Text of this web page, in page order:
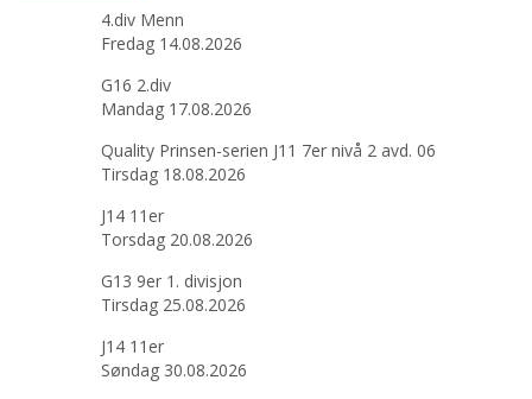
4.div Menn
Fredag 14.08.2026
G16 2.div
Mandag 17.08.2026
Quality Prinsen-serien J11 7er nivå 2 avd. 06
Tirsdag 18.08.2026
J14 11er
Torsdag 20.08.2026
G13 9er 1. divisjon
Tirsdag 25.08.2026
J14 11er
Søndag 30.08.2026